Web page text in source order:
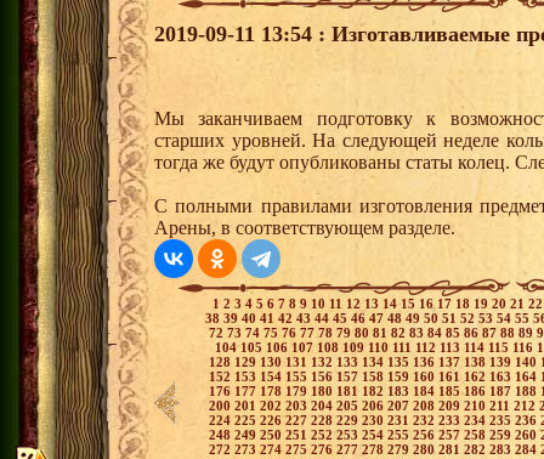
2019-09-11 13:54 : Изготавливаемые
Мы заканчиваем подготовку к
старших уровней. На следующей неделе
тогда же будут опубликованы статы колец.
С полными правилами изготовления
Арены, в соответствующем разделе.
1 2 3 4 5 6 7 8 9 10 11 12 13 14 15 16 17 18 19 20 21
38 39 40 41 42 43 44 45 46 47 48 49 50 51 52 53 54 55
72 73 74 75 76 77 78 79 80 81 82 83 84 85 86 87 88 89
104105 106 107 108 109 110 111 112 113 114 115 116
128 129 130 131 132 133 134 135 136 137 138 139 140
152 153 154 155 156 157 158 159 160 161 162 163 164
176 177 178 179 180 181 182 183 184 185186 187 188
200 201 202 203 204 205 206 207 208 209 210 211 212
224 225 226 227 228 229 230 231 232 233 234 235 236
248 249 250 251 252 253 254 255 256 257 258 259 260
272 273 274 275 276 277 278 279 280 281 282 283 284